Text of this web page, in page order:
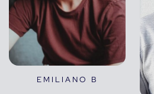
EMILIANO B